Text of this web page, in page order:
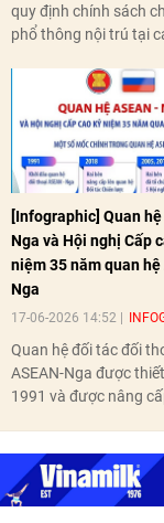
quy định chính sách
phổ thông nội trú tại
[Infographic] Quan hệ
Nga và Hội nghị Cấp
niệm 35 năm quan hệ
Nga
17-06-2026 14:52
Quan hệ đối tác đối
ASEAN-Nga được
1991 và được nâng
nghị Cấp cao vào các
2010, 2016, 2018,